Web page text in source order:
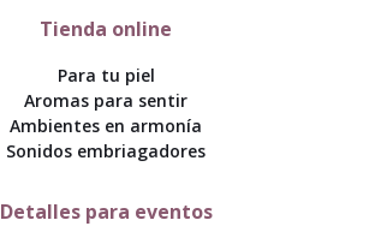
Tienda online
Para tu piel
Aromas para sentir
Ambientes en armonía
Sonidos embriagadores
Detalles para eventos